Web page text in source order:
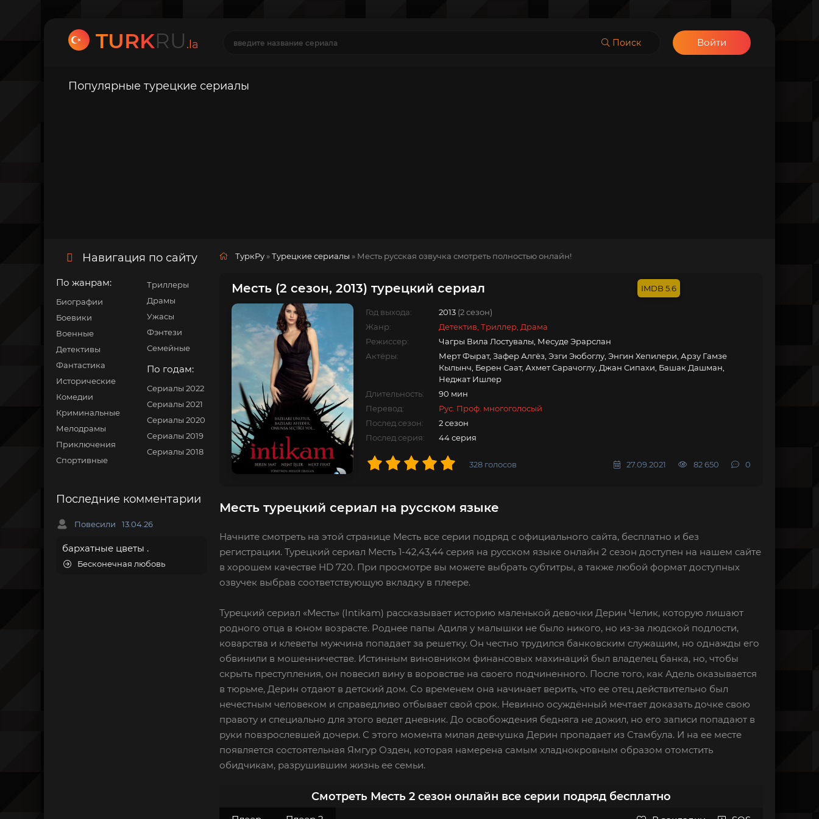
TURKRU .la Поиск Войти
Популярные турецкие сериалы
Навигация по сайту
По жанрам:
Биографии
Боевики
Военные
Детективы
Фантастика
Исторические
Комедии
Криминальные
Мелодрамы
Приключения
Спортивные
Триллеры
Драмы
Ужасы
Фэнтези
Семейные
По годам:
Сериалы 2022
Сериалы 2021
Сериалы 2020
Сериалы 2019
Сериалы 2018
Последние комментарии
Повесили 13.04.26
бархатные цветы .
Бесконечная любовь
ТуркРу »Турецкие сериалы » Месть русская озвучка смотреть полностью онлайн!
Месть (2 сезон, 2013) турецкий сериал 5.6
Год выхода: 2013 (2 сезон)
Жанр:
Детектив, Триллер, Драма
Режиссер:
Чагры Вила Лостувалы, Месуде Эрарслан
Актёры:
Мерт Фырат, Зафер Алгёз, Эзги Эюбоглу, Энгин Хепилери, Арзу Гамзе
Кылынч, Берен Саат, Ахмет Сарачоглу, Джан Сипахи, Башак Дашман,
Неджат Ишлер
Длительность:
90 мин
Перевод:
Рус. Проф. многоголосый
Послед.сезон:
2 сезон
Послед.серия:
44 серия
328 голосов 27.09.2021 82 650 0
Месть турецкий сериал на русском языке
Начните смотреть на этой странице Месть все серии подряд с официального сайта, бесплатно и без
регистрации. Турецкий сериал Месть 1-42,43,44 серия на русском языке онлайн 2 сезон доступен на нашем сайте
в хорошем качестве HD 720. При просмотре вы можете выбрать субтитры, а также любой формат доступных
озвучек выбрав соответствующую вкладку в плеере.
Турецкий сериал «Месть» (Intikam) рассказывает историю маленькой девочки Дерин Челик, которую лишают
родного отца в юном возрасте. Роднее папы Адиля у малышки не было никого, но из-за людской подлости,
коварства и клеветы мужчина попадает за решетку. Он честно трудился банковским служащим, но однажды его
обвинили в мошенничестве. Истинным виновником финансовых махинаций был владелец банка, но, чтобы
скрыть преступления, он повесил вину в воровстве на своего подчиненного. После того, как Адель оказывается
в тюрьме, Дерин отдают в детский дом. Со временем она начинает верить, что ее отец действительно был
нечестным человеком и справедливо отбывает свой срок. Невинно осуждённый мечтает доказать дочке свою
правоту и специально для этого ведет дневник. До освобождения бедняга не дожил, но его записи попадают в
руки повзрослевшей дочери. С этого момента милая девчушка Дерин пропадает из Стамбула. И на ее месте
появляется состоятельная Ямгур Озден, которая намерена самым хладнокровным образом отомстить
обидчикам, разрушившим жизнь ее семьи.
Смотреть Месть 2 сезон онлайн все серии подряд бесплатно